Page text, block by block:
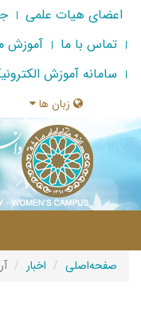
اعضای هیات علمی
تماس با ما
آموزش
سامانه آموزش
زبان ها
صفحه‌اصلی اخبار